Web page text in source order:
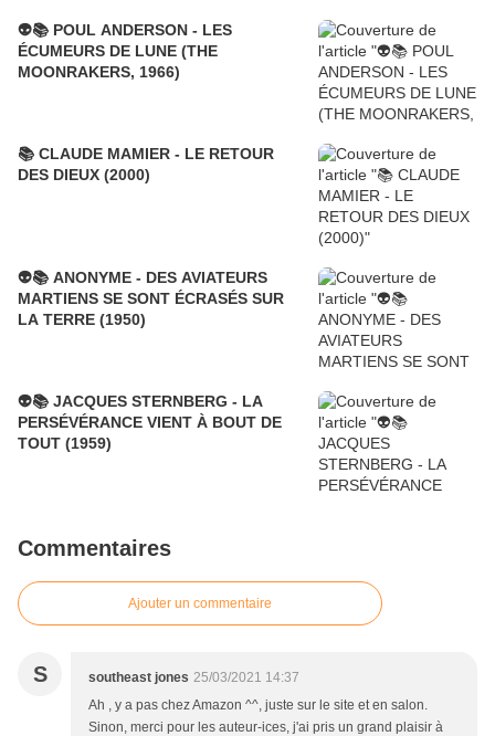
👽📚 POUL ANDERSON - LES
ÉCUMEURS DE LUNE (THE
MOONRAKERS, 1966)
📚 CLAUDE MAMIER - LE RETOUR
DES DIEUX (2000)
👽📚 ANONYME - DES AVIATEURS
MARTIENS SE SONT ÉCRASÉS SUR
LA TERRE (1950)
👽📚 JACQUES STERNBERG - LA
PERSÉVÉRANCE VIENT À BOUT DE
TOUT (1959)
Commentaires
Ajouter un commentaire
S southeast jones 25/03/2021 14:37
Ah , y a pas chez Amazon ^^, juste sur le site et en salon.
Sinon, merci pour les auteur-ices, j'ai pris un grand plaisir à